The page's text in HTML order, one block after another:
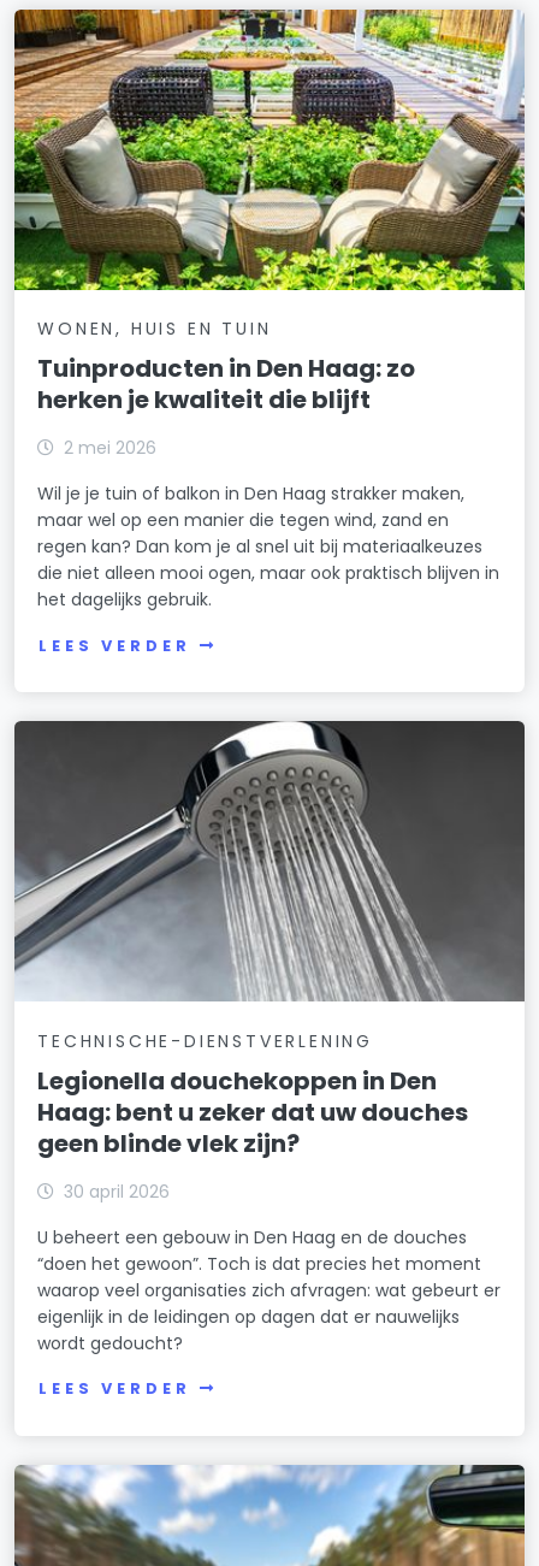
WONEN, HUIS EN TUIN
Tuinproducten in Den Haag: zo
herken je kwaliteit die blijft
2 mei 2026
Wil je je tuin of balkon in Den Haag strakker maken,
maar wel op een manier die tegen wind, zand en
regen kan? Dan kom je al snel uit bij materiaalkeuzes
die niet alleen mooi ogen, maar ook praktisch blijven in
het dagelijks gebruik.
LEES VERDER
TECHNISCHE-DIENSTVERLENING
Legionella douchekoppen in Den
Haag: bent u zeker dat uw douches
geen blinde vlek zijn?
30 april 2026
U beheert een gebouw in Den Haag en de douches
“doen het gewoon”. Toch is dat precies het moment
waarop veel organisaties zich afvragen: wat gebeurt er
eigenlijk in de leidingen op dagen dat er nauwelijks
wordt gedoucht?
LEES VERDER